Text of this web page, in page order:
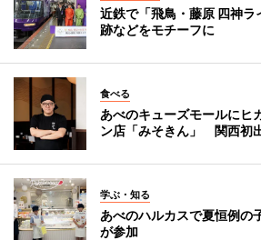
近鉄で「飛鳥・藤原 四神
跡などをモチーフに
食べる
あべのキューズモールにヒ
ン店「みそきん」 関西初
学ぶ・知る
あべのハルカスで夏恒例
が参加